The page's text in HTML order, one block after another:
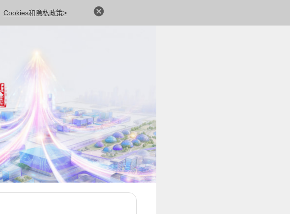
Cookies和隐私政策>